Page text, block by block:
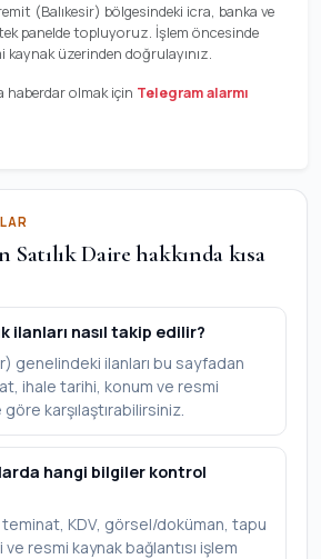
(Balıkesir) bölgesindeki icra, banka ve
panelde topluyoruz. İşlem öncesinde
üzerinden doğrulayınız.
haberdar olmak için Telegram alarmı
Daire hakkında kısa
ilanları nasıl takip edilir?
genelindeki ilanları bu sayfadan
ihale tarihi, konum ve resmi
karşılaştırabilirsiniz.
hangi bilgiler kontrol
KDV, görsel/doküman, tapu
resmi kaynak bağlantısı işlem